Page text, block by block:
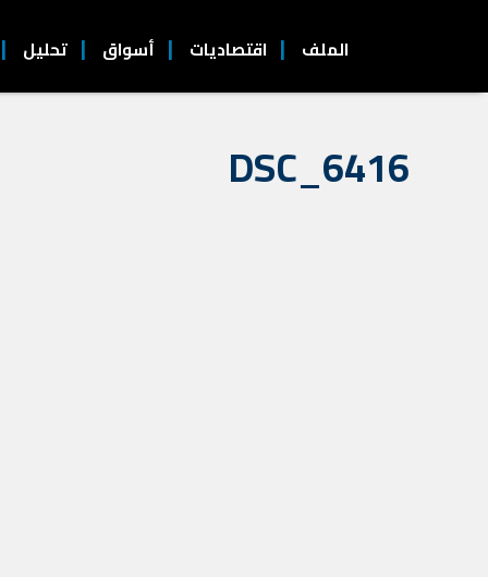
الملف اقتصاديات أسواق تحليل
DSC_6416